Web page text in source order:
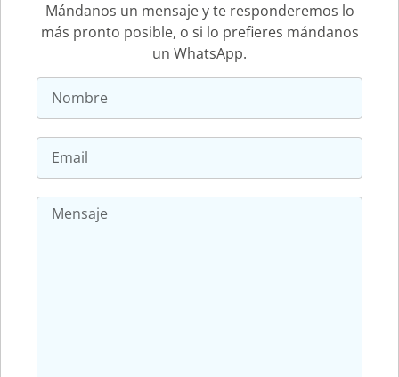
Mándanos un mensaje y te responderemos lo
más pronto posible, o si lo prefieres mándanos
un WhatsApp.